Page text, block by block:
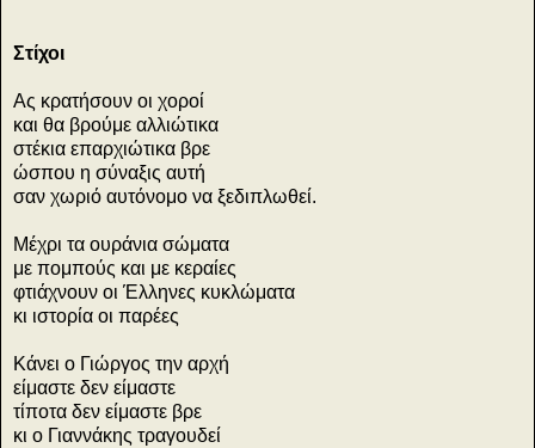
Στίχοι
Ας κρατήσουν οι χοροί
και θα βρούμε αλλιώτικα
στέκια επαρχιώτικα βρε
ώσπου η σύναξις αυτή
σαν χωριό αυτόνομο να ξεδιπλωθεί.
Mέχρι τα ουράνια σώματα
με πομπούς και με κεραίες
φτιάχνουν οι Έλληνες κυκλώματα
κι ιστορία οι παρέες
Kάνει ο Γιώργος την αρχή
είμαστε δεν είμαστε
τίποτα δεν είμαστε βρε
κι ο Γιαννάκης τραγουδεί